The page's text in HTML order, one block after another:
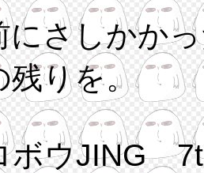
にさしかか
残りを。
7th SHOT「不死の都リ